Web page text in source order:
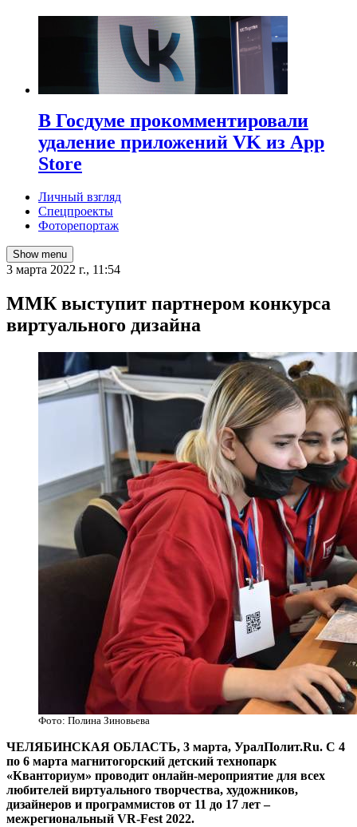
В Госдуме прокомментировали
удаление приложений VK из App
Store
Личный взгляд
Спецпроекты
Фоторепортаж
Show menu
3 марта 2022 г., 11:54
​ММК выступит партнером конкурса
виртуального дизайна
Фото: Полина Зиновьева
ЧЕЛЯБИНСКАЯ ОБЛАСТЬ, 3 марта, УралПолит.Ru. С 4
по 6 марта магнитогорский детский технопарк
«Кванториум» проводит онлайн-мероприятие для всех
любителей виртуального творчества, художников,
дизайнеров и программистов от 11 до 17 лет –
межрегиональный VR-Fest 2022.